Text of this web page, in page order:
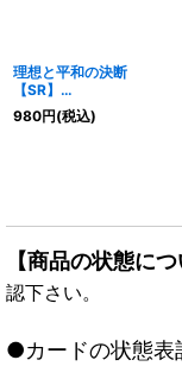
理想と平和の決断
【SR】
{24RP2TR10/TR11}
《多》
980円(税込)
【商品の状態につ
認下さい。
●カードの状態表